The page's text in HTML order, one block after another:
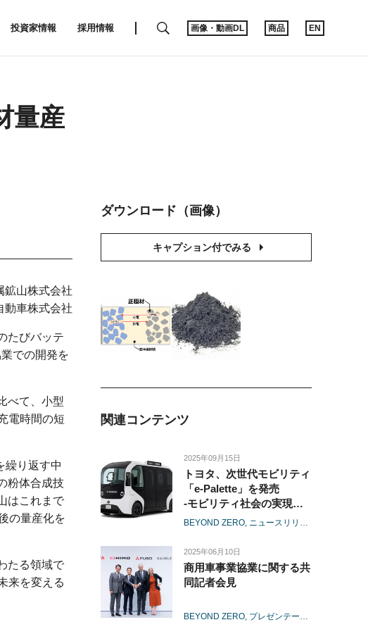
投資家情報 採用情報 SEARCH画像・動画DL 商品 EN
量産
鉱山株式会社
動車株式会社
たびバッテ
での開発を
べて、小型
電時間の短
繰り返す中
粉体合成技
はこれまで
の量産化を
たる領域で
来を変える
ダウンロード（画像）
キャプション付でみる
関連コンテンツ
2025年09月15日
トヨタ、次世代モビリティ
「e-Palette」を発売
-モビリティ社会の実現に
向けて、マルチな使い方を
供-
BEYOND ZERO ニュースリリース
2025年06月10日
商用車事業協業に関する共
同記者会見
BEYOND ZERO プレゼンテーション